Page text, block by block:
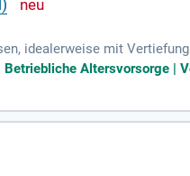
idealerweise mit
der Prozessauslegung der
Betriebliche Altersvorsorge |